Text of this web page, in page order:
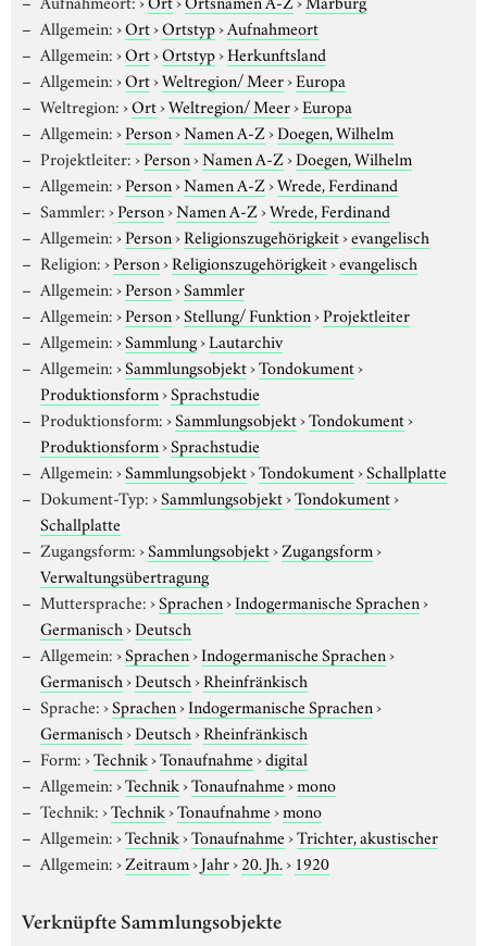
Allgemein:›Ort›Ortstyp›Aufnahmeort
Allgemein:›Ort›Ortstyp›Herkunftsland
Allgemein:›Ort›Weltregion/ Meer›Europa
Weltregion:›Ort›Weltregion/ Meer›Europa
Allgemein:›Person›Namen A-Z›Doegen, Wilhelm
Projektleiter:›Person›Namen A-Z›Doegen, Wilhelm
Allgemein:›Person›Namen A-Z›Wrede, Ferdinand
Sammler:›Person›Namen A-Z›Wrede, Ferdinand
Allgemein:›Person›Religionszugehörigkeit›evangelisch
Religion:›Person›Religionszugehörigkeit›evangelisch
Allgemein:›Person›Sammler
Allgemein:›Person›Stellung/ Funktion›Projektleiter
Allgemein:›Sammlung›Lautarchiv
Allgemein:›Sammlungsobjekt›Tondokument›
Produktionsform›Sprachstudie
Produktionsform:›Sammlungsobjekt›Tondokument›
Produktionsform›Sprachstudie
Allgemein:›Sammlungsobjekt›Tondokument›Schallplatte
Dokument-Typ:›Sammlungsobjekt›Tondokument›
Schallplatte
Zugangsform:›Sammlungsobjekt›Zugangsform›
Verwaltungsübertragung
Muttersprache:›Sprachen›Indogermanische Sprachen›
Germanisch›Deutsch
Allgemein:›Sprachen›Indogermanische Sprachen›
Germanisch›Deutsch›Rheinfränkisch
Sprache:›Sprachen›Indogermanische Sprachen›
Germanisch›Deutsch›Rheinfränkisch
Form:›Technik›Tonaufnahme›digital
Allgemein:›Technik›Tonaufnahme›mono
Technik:›Technik›Tonaufnahme›mono
Allgemein:›Technik›Tonaufnahme›Trichter, akustischer
Allgemein:›Zeitraum›Jahr›20. Jh.› 1920
Verknüpfte Sammlungsobjekte